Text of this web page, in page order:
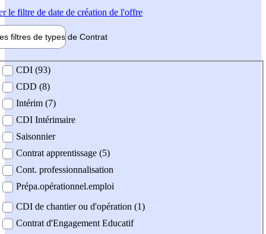
le filtre de date de création de l'offre
filtres de types de Contrat
contrat
CDI (93)
CDD (8)
Intérim (7)
CDI Intérimaire
Saisonnier
Contrat apprentissage (5)
Cont. professionnalisation
Prépa.opérationnel.emploi
CDI de chantier ou d'opération (1)
Contrat d'Engagement Educatif